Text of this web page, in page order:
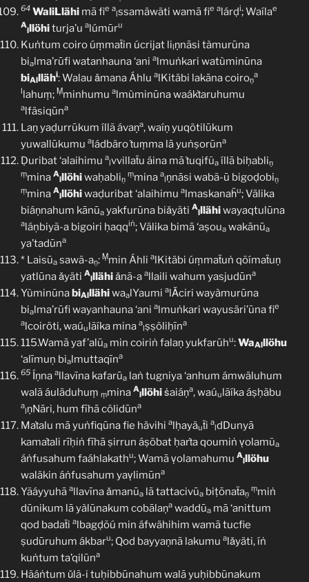
64 WaliLlähi mā fie a
lssamäwäti wamā fie alárḍi; Waílae
A
lllöhiturja’u alúmūru
Kuṅtum coiro úṃmaẗin úcrijat lilṇnāsi tàmurūna
bialma’rūfi watanhauna ‘ani almuṅkari watùminūna
biAlllähi: Walau ǎmana Áhlu alKitäbi lakāna coiroṇ
a
llahuṃ; Ṃminhumu almùminūna waákṫaruhumu
alfäsiqūna
Laṇ yaḍurrūkum íllã ávaṇa, waíṇ yuqötilūkum
yuwallūkumu aládbäro ṫuṃma lā yuṅṣorūna
Ḍuribat ‘alaihimu a
lvvillaẗu áina mā ṫuqifũa íllā biḥabliṇ
ṃmina A
lllöhiwaḥabliṇ
ṃmina a
lṇnāsi wabã-ū bigoḍobiṇ
ṃmina A
lllöhiwaḍuribat ‘alaihimu almaskanaḧu; Välika
biáṇnahum kānūa yakfurūna biǎyäti A
lllähiwayaqtulūna
aláņbiyã-a bigoiri ḥaqqiṅ; Välika bimā ‘aṣoua wakānūa
ya’tadūna
* Laisūa sawã-aṇ: Ṃmin Áhli alKitäbi úṃmaẗuṅ qõímaẗuṇ
yatlūna ǎyäti A
lllähiǎnã-a allaili wahum yasjudūna
YùminūnabiAlllähiwaalYaumi alǍciri wayàmurūna
bialma’rūfi wayanhauna ‘ani almuṅkari wayusäri’ūna fie
alcoiröti, waúulãíka mina a
lṣṣöliḥīna
115.Wamā yaf’alūa min coiriṅ falaṇ yukfarūhu:WaAlllöhu
‘alīmuņ bialmuttaqīna
65 Íṇna allavīna kafarūa laṅ tugniya ‘anhum ámwäluhum
walã áuläduhuṃ ṃmina A
lllöhiṡaiáṇa, waúulãíka áṣḥäbu
a
lṇNāri, hum fīhā cölidūna
Maṫalu mā yuṅfiqūna fie hävihi alḥayäuẗi a
ldDunyā
kamaṫali rīḥiṅ fīhā ṣirrun áṣöbat ḥarṫa qoumiṅ ṿolamũa
áṅfusahum faáhlakathu; Wamā ṿolamahumu A
lllöhu
waläkin áṅfusahum yaṿlimūna
Yãáyyuhā allavīna ǎmanūa lā tattacivūa biṭōnaẗaṇ
ṃmiṅ
dūnikum lā yàlūnakum cobālaṇa waddūa mā ‘anittum
qod badaẗi albagḍõú min áfwähihim wamā tucfie
ṣudūruhum ákbaru; Qod bayyaṇnā lakumu alǎyäti, íṅ
kuṅtum ta’qilūna
Hãáṅtum ǔlã-i tuḥibbūnahum walā yuḥibbūnakum